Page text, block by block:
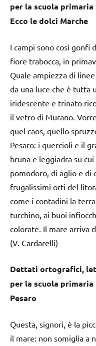
per la scuola primaria
Ecco le dolci Marche
I campi sono così gonfi
fiore trabocca, in
Quale ampiezza di
da una luce che è tutta
iridescente e trinato
il vetro di Murano.
quel caos, quello
Pesaro: i quercioli e il
bruna e leggiadra su
pomodoro, di aglio e di
frugalissimi orti del
come i contadini la
turchino, ai buoi
colorate. Il mare arriva
(V. Cardarelli)
Dettati ortografici,
per la scuola primaria
Pesaro
Questa, signori, è la
il mare: non somiglia a